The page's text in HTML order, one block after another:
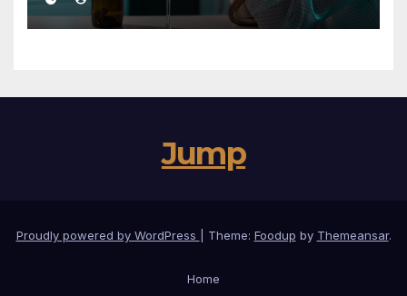
Jump
Proudly powered by WordPress Theme: Foodup by Themeansar.
Home